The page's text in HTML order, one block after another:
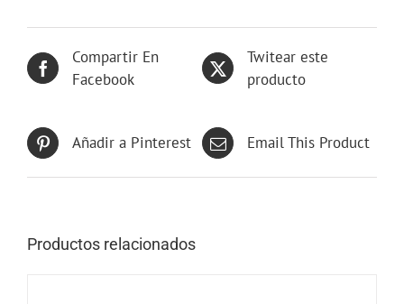
Compartir En
Facebook
Twitear este
producto
Añadir a Pinterest Email This Product
Productos relacionados